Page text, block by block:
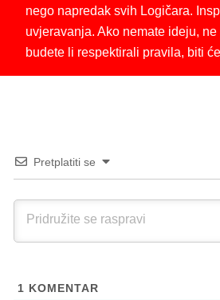
nego napredak svih Logičara.
uvjeravanja. Ako nemate ideju,
budete li respektirali pravila, biti
Pretplatiti se
1 KOMENTAR